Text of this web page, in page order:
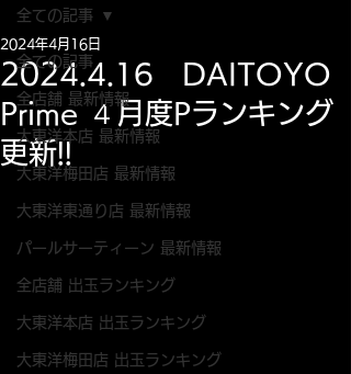
全ての記事
全店舗 最新情報
大東洋本店 最新情報
大東洋梅田店 最新情報
大東洋東通り店 最新情報
パールサーティーン 最新情報
全店舗 出玉ランキング
大東洋本店 出玉ランキング
大東洋梅田店 出玉ランキング
全ての記事
2024.4.16 DAITOYO
Prime ４月度Pランキング
更新!!
2024年4月16日